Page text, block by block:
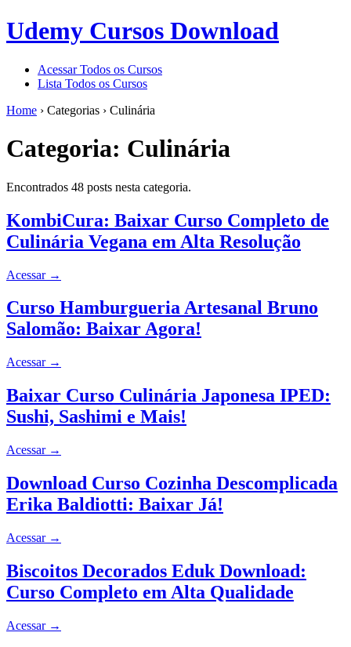
Udemy Cursos Download
Acessar Todos os Cursos
Lista Todos os Cursos
Home › Categorias › Culinária
Categoria: Culinária
Encontrados 48 posts nesta categoria.
KombiCura: Baixar Curso Completo de
Culinária Vegana em Alta Resolução
Acessar →
Curso Hamburgueria Artesanal Bruno
Salomão: Baixar Agora!
Acessar →
Baixar Curso Culinária Japonesa IPED:
Sushi, Sashimi e Mais!
Acessar →
Download Curso Cozinha Descomplicada
Erika Baldiotti: Baixar Já!
Acessar →
Biscoitos Decorados Eduk Download:
Curso Completo em Alta Qualidade
Acessar →